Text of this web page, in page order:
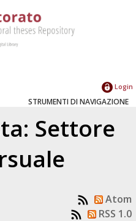
Login
STRUMENTI DI NAVIGAZIONE
Settore
Atom
RSS 1.0